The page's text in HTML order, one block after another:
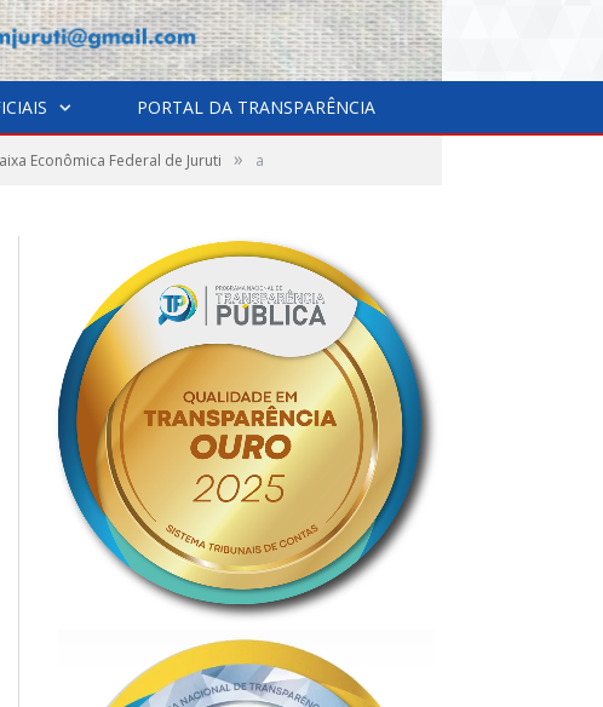
PORTAL DA TRANSPARÊNCIA
Econômica Federal de Juruti » a